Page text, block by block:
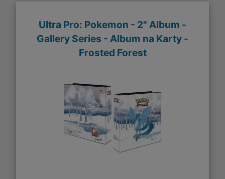
Ultra Pro: Pokemon - 2" Album -
Gallery Series - Album na Karty -
Frosted Forest